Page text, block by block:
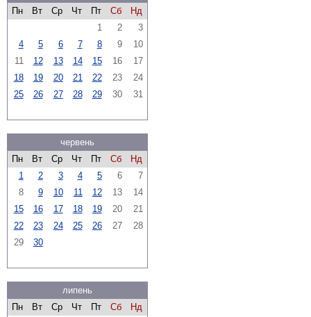
Пн
Вт Ср Чт Пт Сб
Нд
1
2
3
4
5 6 7 8 9
10
11
12 13 14 15 16
17
18
19 20 21 22 23
24
25
26 27 28 29 30 31
червень
Пн
Вт Ср Чт Пт Сб
Нд
1
2 3 4 5 6
7
8
9 10 11 12 13
14
15
16 17 18 19 20
21
22
23 24 25 26 27
28
29
30
липень
Пн
Вт Ср Чт Пт Сб
Нд